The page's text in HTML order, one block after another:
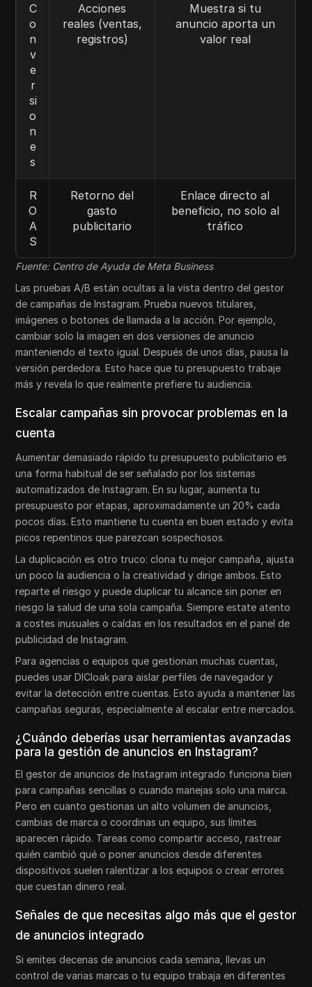
C
o
n
v
e
r
si
o
n
e
s
Acciones
reales (ventas,
registros)
Muestra si tu
anuncio aporta un
valor real
R
O
A
S
Retorno del
gasto
publicitario
Enlace directo al
beneficio, no solo al
tráfico
Fuente: Centro de Ayuda de Meta Business
Las pruebas A/B están ocultas a la vista dentro del gestor
de campañas de Instagram. Prueba nuevos titulares,
imágenes o botones de llamada a la acción. Por ejemplo,
cambiar solo la imagen en dos versiones de anuncio
manteniendo el texto igual. Después de unos días, pausa la
versión perdedora. Esto hace que tu presupuesto trabaje
más y revela lo que realmente prefiere tu audiencia.
Escalar campañas sin provocar problemas en la
cuenta
Aumentar demasiado rápido tu presupuesto publicitario es
una forma habitual de ser señalado por los sistemas
automatizados de Instagram. En su lugar, aumenta tu
presupuesto por etapas, aproximadamente un 20% cada
pocos días. Esto mantiene tu cuenta en buen estado y evita
picos repentinos que parezcan sospechosos.
La duplicación es otro truco: clona tu mejor campaña, ajusta
un poco la audiencia o la creatividad y dirige ambos. Esto
reparte el riesgo y puede duplicar tu alcance sin poner en
riesgo la salud de una sola campaña. Siempre estate atento
a costes inusuales o caídas en los resultados en el panel de
publicidad de Instagram.
Para agencias o equipos que gestionan muchas cuentas,
puedes usar DICloak para aislar perfiles de navegador y
evitar la detección entre cuentas. Esto ayuda a mantener las
campañas seguras, especialmente al escalar entre mercados.
¿Cuándo deberías usar herramientas avanzadas
para la gestión de anuncios en Instagram?
El gestor de anuncios de Instagram integrado funciona bien
para campañas sencillas o cuando manejas solo una marca.
Pero en cuanto gestionas un alto volumen de anuncios,
cambias de marca o coordinas un equipo, sus límites
aparecen rápido. Tareas como compartir acceso, rastrear
quién cambió qué o poner anuncios desde diferentes
dispositivos suelen ralentizar a los equipos o crear errores
que cuestan dinero real.
Señales de que necesitas algo más que el gestor
de anuncios integrado
Si emites decenas de anuncios cada semana, llevas un
control de varias marcas o tu equipo trabaja en diferentes